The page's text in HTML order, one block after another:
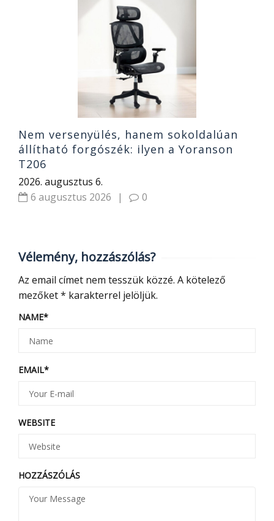
Nem versenyülés, hanem sokoldalúan
állítható forgószék: ilyen a Yoranson
T206
2026. augusztus 6.
6 augusztus 2026
| 0
Vélemény, hozzászólás?
Az email címet nem tesszük közzé. A kötelező
mezőket* karakterrel jelöljük.
NAME*
EMAIL*
WEBSITE
HOZZÁSZÓLÁS